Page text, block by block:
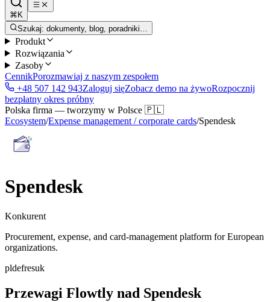
⌘K
Szukaj: dokumenty, blog, poradniki…
Produkt
Rozwiązania
Zasoby
CennikPorozmawiaj z naszym zespołem
+48 507 142 943Zaloguj sięZobacz demo na żywoRozpocznij
bezpłatny okres próbny
Polska firma — tworzymy w Polsce 🇵🇱
Ecosystem/Expense management / corporate cards/Spendesk
Spendesk
Konkurent
Procurement, expense, and card-management platform for European
organizations.
pldefresuk
Przewagi Flowtly nad Spendesk